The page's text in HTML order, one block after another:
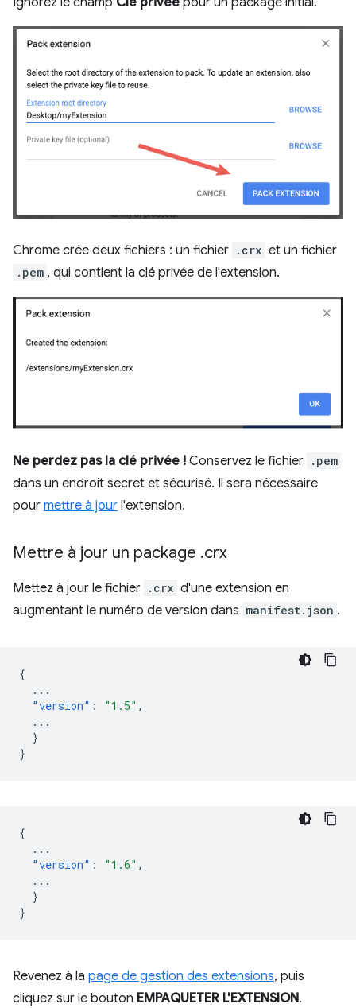
Chrome crée deux fichiers : un fichier .crx et un fichier
.pem , qui contient la clé privée de l'extension.
Ne perdez pas la clé privée ! Conservez le fichier .pem
dans un endroit secret et sécurisé. Il sera nécessaire
pour mettre à jour l'extension.
Mettre à jour un package .crx
Mettez à jour le fichier .crx d'une extension en
augmentant le numéro de version dans manifest.json .
{
...
"version" : "1.5" ,
...
}
}
{
...
"version" : "1.6" ,
...
}
}
Revenez à la page de gestion des extensions, puis
cliquez sur le bouton EMPAQUETER L'EXTENSION.